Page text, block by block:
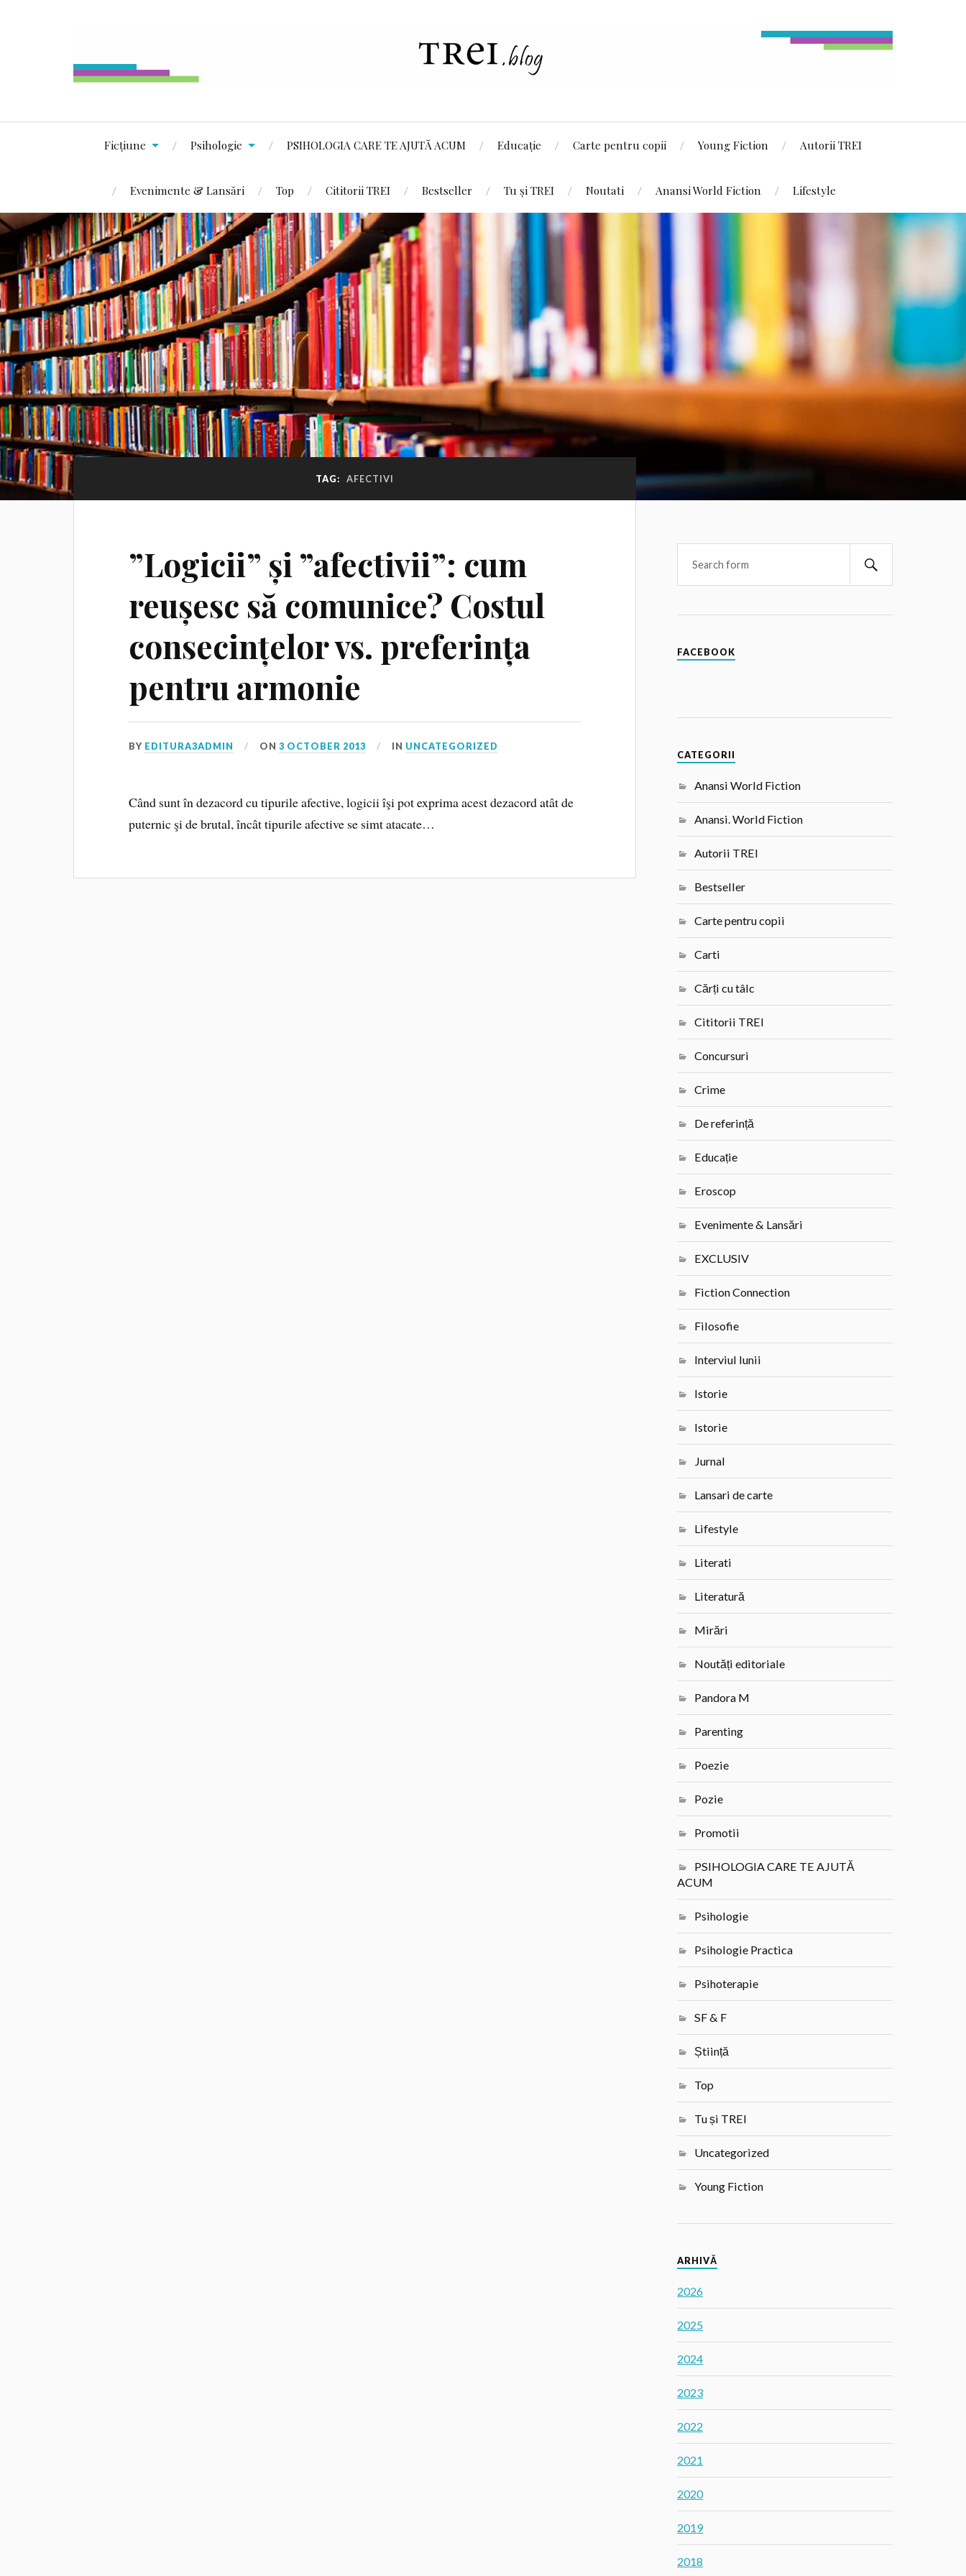
Ficțiune Psihologie PSIHOLOGIA CARE TE AJUTĂ ACUM Educație Carte pentru copii Young Fiction Autorii TREI
Evenimente & Lansări Top Cititorii TREI Bestseller Tu și TREI Noutati Anansi World Fiction Lifestyle
TAG: AFECTIVI
”Logicii” și ”afectivii”: cum
reușesc să comunice? Costul
consecințelor vs. preferința
pentru armonie
BY EDITURA3ADMIN ON3 OCTOBER 2013 IN UNCATEGORIZED
Când sunt în dezacord cu tipurile afective, logicii îşi pot exprima acest dezacord atât de
puternic şi de brutal, încât tipurile afective se simt atacate…
FACEBOOK
CATEGORII
Anansi World Fiction
Anansi. World Fiction
Autorii TREI
Bestseller
Carte pentru copii
Carti
Cărți cu tâlc
Cititorii TREI
Concursuri
Crime
De referință
Educație
Eroscop
Evenimente & Lansări
EXCLUSIV
Fiction Connection
Filosofie
Interviul lunii
Istorie
Istorie
Jurnal
Lansari de carte
Lifestyle
Literati
Literatură
Mirări
Noutăți editoriale
Pandora M
Parenting
Poezie
Pozie
Promotii
PSIHOLOGIA CARE TE AJUTĂ
ACUM
Psihologie
Psihologie Practica
Psihoterapie
SF & F
Știință
Top
Tu și TREI
Uncategorized
Young Fiction
ARHIVĂ
2026
2025
2024
2023
2022
2021
2020
2019
2018